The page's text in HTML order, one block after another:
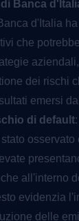
Banca
d'Italia
che
dei rischi
emersi
di default
osservato
all'interno
evidenzia
delle